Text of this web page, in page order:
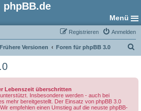
phpBB.de
Menü
Anmelden
Registrieren
Frühere Versionen Foren für phpBB 3.0
Lebenszeit überschritten
Insbesondere werden - auch bei
mehr bereitgestellt. Der Einsatz von phpBB 3.0
empfehlen einen Umstieg auf die neuste phpBB-